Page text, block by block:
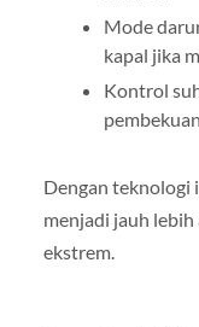
Mode
kapal jika
Kontrol
Dengan teknologi
menjadi jauh
ekstrem.